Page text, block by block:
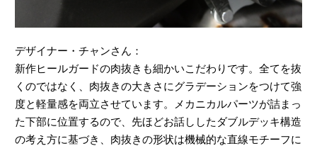
デザイナー・チャンさん：
新作ヒールガードの肉抜きも細かいこだわりです。全てを抜
くのではなく、肉抜きの大きさにグラデーションをつけて強
度と軽量感を両立させています。メカニカルパーツが詰まっ
た下部に位置するので、先ほどお話ししたダブルデッキ構造
の考え方に基づき、肉抜きの形状は機械的な直線モチーフに